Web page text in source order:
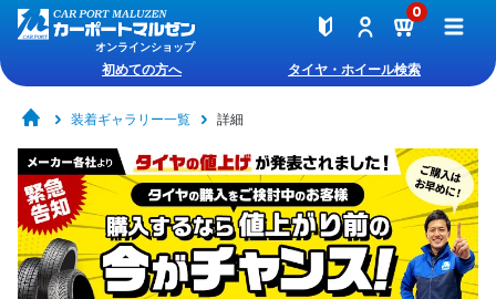
オンラインショップ
0
初めての方へ タイヤ・ホイール検索
装着ギャラリー一覧 詳細